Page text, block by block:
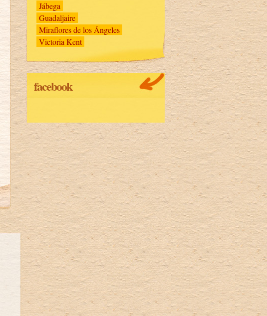
Jábega
Guadaljaire
Miraflores de los Ángeles
Victoria Kent
facebook